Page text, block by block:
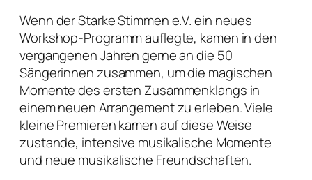
Wenn der Starke Stimmen e.V. ein neues
Workshop-Programm auflegte, kamen in den
vergangenen Jahren gerne an die 50
Sängerinnen zusammen, um die magischen
Momente des ersten Zusammenklangs in
einem neuen Arrangement zu erleben. Viele
kleine Premieren kamen auf diese Weise
zustande, intensive musikalische Momente
und neue musikalische Freundschaften.